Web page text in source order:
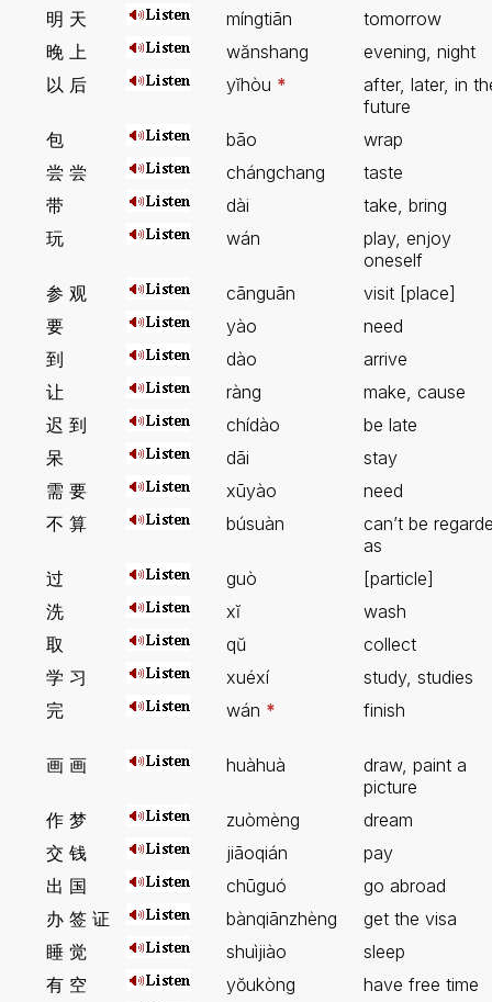
明 天
míngtiān
tomorrow
晚 上
wănshang
evening, night
以 后
yĭhòu *
after, later, in
future
包
bāo
wrap
尝 尝
chángchang
taste
带
dài
take, bring
玩
wán
play, enjoy
oneself
参 观
cānguān
visit [place]
要
yào
need
到
dào
arrive
让
ràng
make, cause
迟 到
chídào
be late
呆
dāi
stay
需 要
xūyào
need
不 算
búsuàn
can’t be
as
过
guò
[particle]
洗
xĭ
wash
取
qŭ
collect
学 习
xuéxí
study, studies
完
wán * finish
画 画 huàhuà
draw, paint a
picture
作 梦
zuòmèng
dream
交 钱
jiāoqián
pay
出 国
chūguó
go abroad
办 签 证
bànqiānzhèng
get the visa
睡 觉
shuìjiào
sleep
有 空
yŏukòng
have free time